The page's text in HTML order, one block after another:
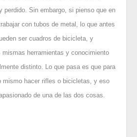
perdido. Sin embargo, si pienso que en
con tubos de metal, lo que antes
ser cuadros de bicicleta, y
mismas herramientas y conocimiento
distinto. Lo que pasa es que para
mismo hacer rifles o bicicletas, y eso
de una de las dos cosas.